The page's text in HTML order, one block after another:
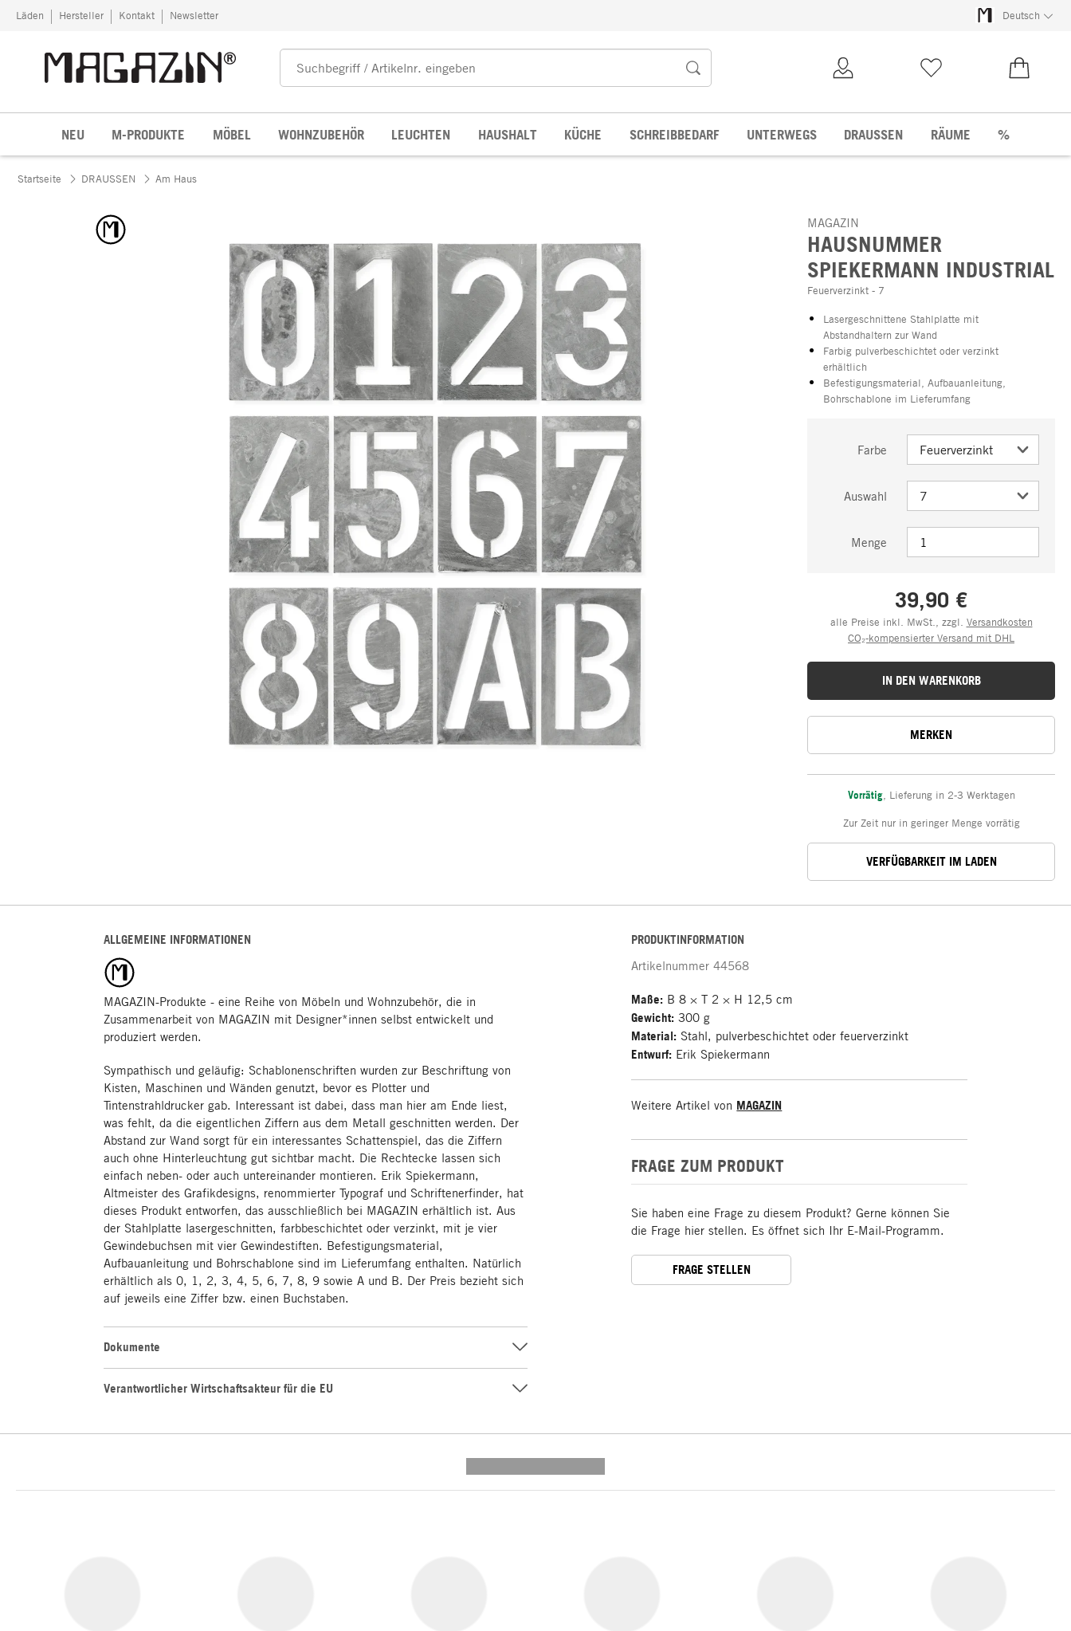
Zum Inhalt springen
Läden Hersteller Kontakt Newsletter Deutsch
NEU M-PRODUKTE MÖBEL WOHNZUBEHÖR LEUCHTEN HAUSHALT KÜCHE SCHREIBBEDARF UNTERWEGS DRAUSSEN RÄUME %
Startseite DRAUSSEN Am Haus
MAGAZIN
HAUSNUMMER
SPIEKERMANN INDUSTRIAL
Feuerverzinkt - 7
Lasergeschnittene Stahlplatte mit
Abstandhaltern zur Wand
Farbig pulverbeschichtet oder verzinkt
erhältlich
Befestigungsmaterial, Aufbauanleitung,
Bohrschablone im Lieferumfang
Farbe
Auswahl
Menge
39,90 €
alle Preise inkl. MwSt., zzgl. Versandkosten
CO₂-kompensierter Versand mit DHL
IN DEN WARENKORB
MERKEN
Vorrätig, Lieferung in 2-3 Werktagen
Zur Zeit nur in geringer Menge vorrätig
VERFÜGBARKEIT IM LADEN
ALLGEMEINE INFORMATIONEN
MAGAZIN-Produkte - eine Reihe von Möbeln und Wohnzubehör, die in
Zusammenarbeit von MAGAZIN mit Designer*innen selbst entwickelt und
produziert werden.
Sympathisch und geläufig: Schablonenschriften wurden zur Beschriftung von
Kisten, Maschinen und Wänden genutzt, bevor es Plotter und
Tintenstrahldrucker gab. Interessant ist dabei, dass man hier am Ende liest,
was fehlt, da die eigentlichen Ziffern aus dem Metall geschnitten werden. Der
Abstand zur Wand sorgt für ein interessantes Schattenspiel, das die Ziffern
auch ohne Hinterleuchtung gut sichtbar macht. Die Rechtecke lassen sich
einfach neben- oder auch untereinander montieren. Erik Spiekermann,
Altmeister des Grafikdesigns, renommierter Typograf und Schriftenerfinder, hat
dieses Produkt entworfen, das ausschließlich bei MAGAZIN erhältlich ist. Aus
der Stahlplatte lasergeschnitten, farbbeschichtet oder verzinkt, mit je vier
Gewindebuchsen mit vier Gewindestiften. Befestigungsmaterial,
Aufbauanleitung und Bohrschablone sind im Lieferumfang enthalten. Natürlich
erhältlich als 0, 1, 2, 3, 4, 5, 6, 7, 8, 9 sowie A und B. Der Preis bezieht sich
auf jeweils eine Ziffer bzw. einen Buchstaben.
Dokumente
Verantwortlicher Wirtschaftsakteur für die EU
PRODUKTINFORMATION
Artikelnummer 44568
Maße: B 8 × T 2 × H 12,5 cm
Gewicht: 300 g
Material: Stahl, pulverbeschichtet oder feuerverzinkt
Entwurf: Erik Spiekermann
Weitere Artikel von MAGAZIN
FRAGE ZUM PRODUKT
Sie haben eine Frage zu diesem Produkt? Gerne können Sie
die Frage hier stellen. Es öffnet sich Ihr E-Mail-Programm.
FRAGE STELLEN